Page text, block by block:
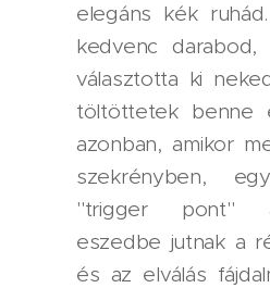
elegáns kék
kedvenc
választotta ki
töltöttetek benne
azonban, amikor
szekrényben,
"trigger pont"
eszedbe jutnak a
és az elválás